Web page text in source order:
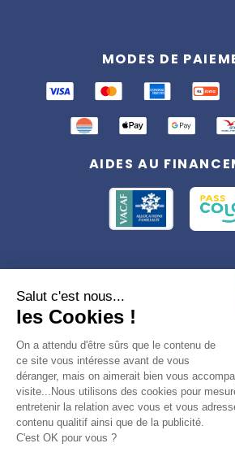
MODES DE
AIDES AU
Conformément à la réglementation applicable
personnelles, vous disposez d'un droit
d'effacement, du droit à la limitation du
concernant. Vous pouvez consulter
notre
Préférences des cookies >
Salut c'est nous...
les Cookies !
On a attendu d'être sûrs que le contenu de
ce site vous intéresse avant de vous
déranger, mais on aimerait bien vous
visite...Nous utilisons des cookies pour
entretenir la relation avec vous et vous
contenu qualitif ainsi que de la publicité.
C'est OK pour vous ?